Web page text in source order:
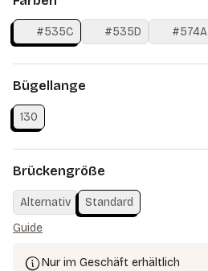
#535C #535D #574A
Bügellange
130
Brückengröße
Alternativ
Standard
Guide
Nur im Geschäft erhältlich